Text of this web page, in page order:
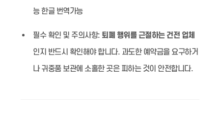
능 한글 번역가능
필수 확인 및 주의사항: 퇴폐 행위를 근절하는 건전 업체
인지 반드시 확인해야 합니다. 과도한 예약금을 요구하거
나 귀중품 보관에 소홀한 곳은 피하는 것이 안전합니다.